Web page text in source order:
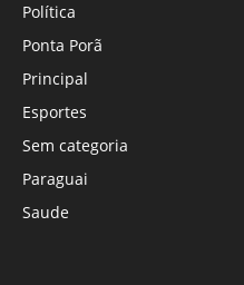
Política
Ponta Porã
Principal
Esportes
Sem categoria
Paraguai
Saude